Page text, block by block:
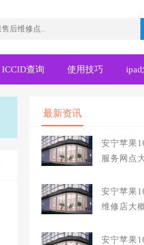
ICCID查询 使用技巧 ipad
最新资讯
安宁苹果
服务网点
安宁苹果
维修店大
安宁苹果